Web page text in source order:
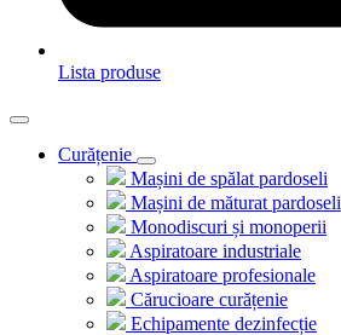
Lista produse
Curățenie
Mașini de spălat pardoseli
Mașini de măturat pardoseli
Monodiscuri și monoperii
Aspiratoare industriale
Aspiratoare profesionale
Cărucioare curățenie
Echipamente dezinfecție